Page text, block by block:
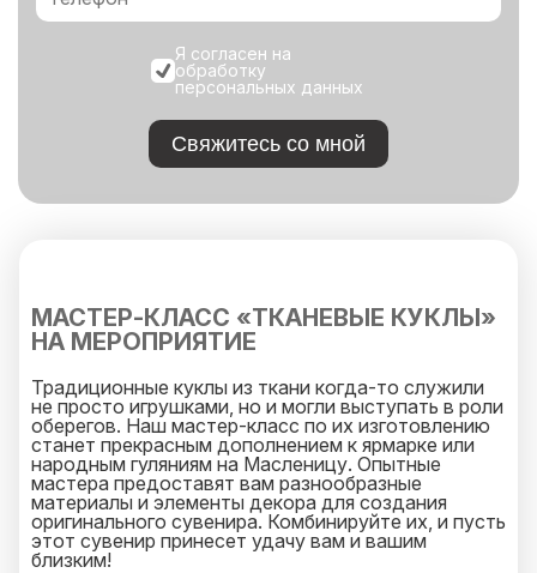
Я согласен на
обработку
персональных данных
Свяжитесь со мной
МАСТЕР-КЛАСС «ТКАНЕВЫЕ КУКЛЫ»
НА МЕРОПРИЯТИЕ
Традиционные куклы из ткани когда-то служили
не просто игрушками, но и могли выступать в роли
оберегов. Наш мастер-класс по их изготовлению
станет прекрасным дополнением к ярмарке или
народным гуляниям на Масленицу. Опытные
мастера предоставят вам разнообразные
материалы и элементы декора для создания
оригинального сувенира. Комбинируйте их, и пусть
этот сувенир принесет удачу вам и вашим
близким!